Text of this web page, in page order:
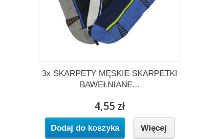
3x SKARPETY MĘSKIE SKARPETKI
BAWEŁNIANE...
4,55 zł
Dodaj do koszyka Więcej